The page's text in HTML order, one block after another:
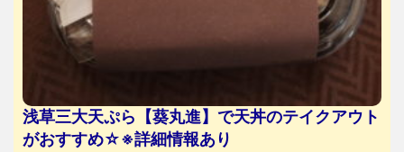
浅草三大天ぷら【葵丸進】で天丼のテイクアウト
がおすすめ☆※詳細情報あり